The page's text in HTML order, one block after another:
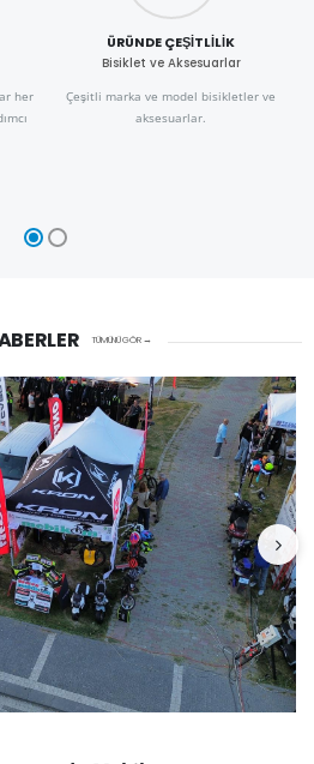
her
ÜRÜNDE ÇEŞITLILIK
Bisiklet ve Aksesuarlar
Çeşitli marka ve model bisikletler ve
aksesuarlar.
TÜMÜNÜ GÖR →